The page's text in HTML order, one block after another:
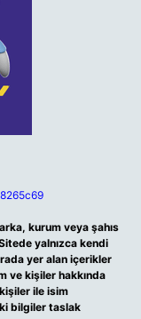
kurum veya şahıs
yalnızca kendi
yer alan içerikler
ve kişiler hakkında
ile isim
bilgiler taslak